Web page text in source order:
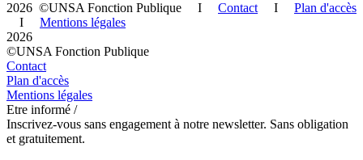
2026 ©UNSA Fonction Publique I Contact I Plan d'accès
I Mentions légales
2026
©UNSA Fonction Publique
Contact
Plan d'accès
Mentions légales
Etre informé /
Inscrivez-vous sans engagement à notre newsletter. Sans obligation
et gratuitement.